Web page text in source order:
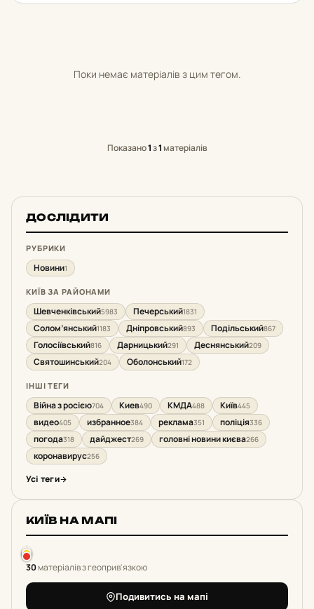
Поки немає матеріалів з цим тегом.
Показано1з1матеріалів
ДОСЛІДИТИ
РУБРИКИ
Новини1
КИЇВ ЗА РАЙОНАМИ
Шевченківський5983 Печерський1831
Солом’янський1183 Дніпровський893 Подільський867
Голосіївський816 Дарницький291 Деснянський209
Святошинський204 Оболонський172
ІНШІ ТЕГИ
Війна з росією704 Киев490 КМДА488 Київ445
видео405 избранное384 реклама351 поліція336
погода318 дайджест269 головні новини києва266
коронавирус256
Усі теги
КИЇВ НА МАПІ
30матеріалів з геоприв'язкою
Подивитись на мапі